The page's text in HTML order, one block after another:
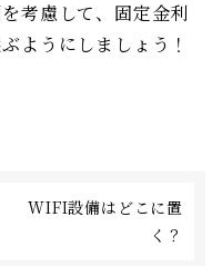
考慮して、固定金利
ようにしましょう！
WIFI設備はどこに置
く？